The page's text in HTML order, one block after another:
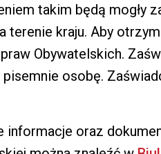
takim będą mogły
terenie kraju. Aby
Obywatelskich.
osobę.
informacje oraz